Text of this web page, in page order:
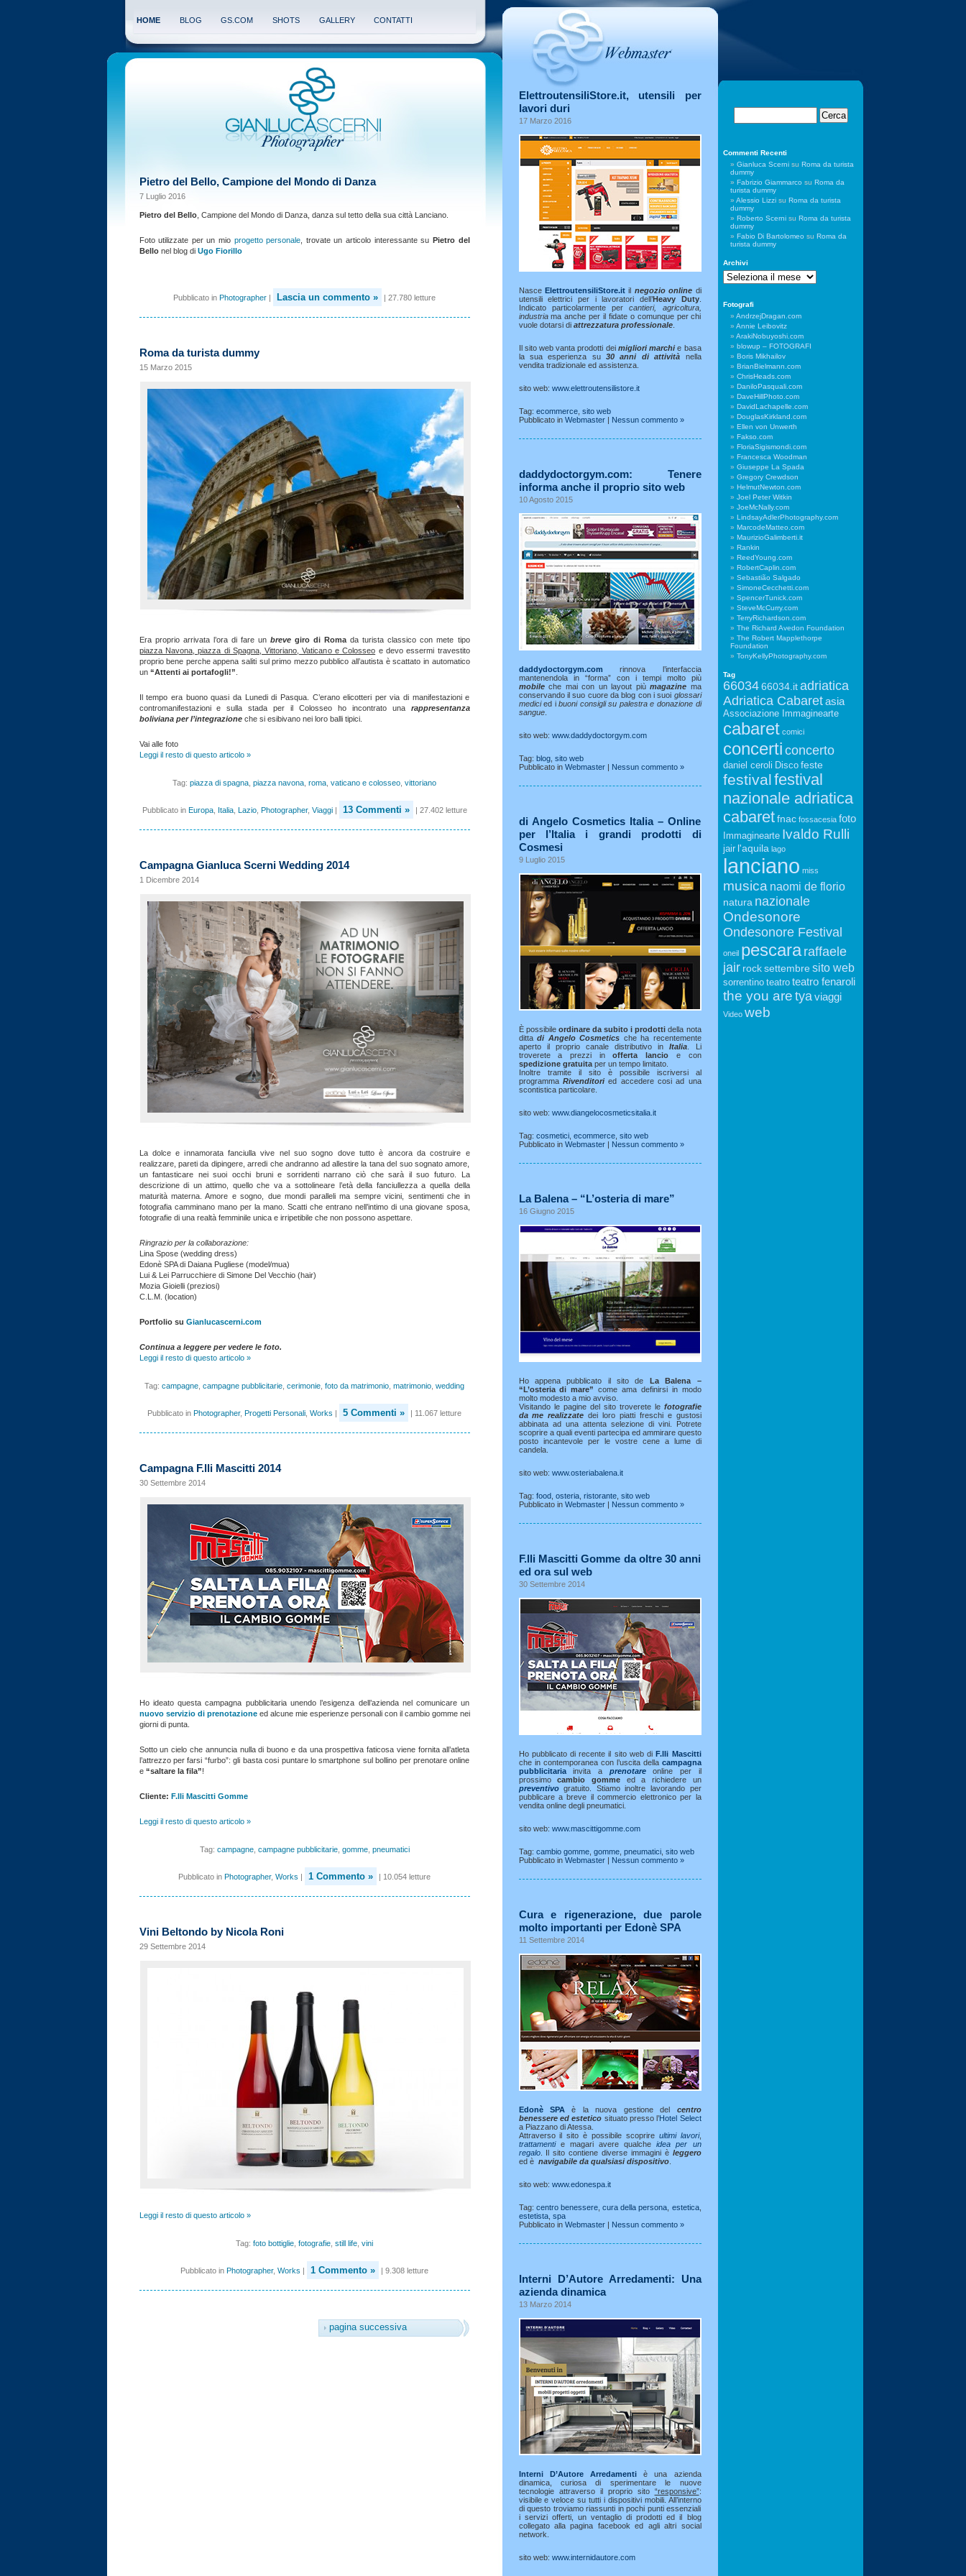
HOME BLOG GS.COM SHOTS GALLERY CONTATTI
Commenti Recenti
Gianluca Scernisu Roma da turista
dummy
Fabrizio Giammarco su Roma da
turista dummy
Alessio Lizzisu Roma da turista
dummy
Roberto Scernisu Roma da turista
dummy
Fabio Di Bartolomeo su Roma da
turista dummy
Archivi
Archivi
Fotografi
AndrzejDragan.com
Annie Leibovitz
ArakiNobuyoshi.com
blowup – FOTOGRAFI
Boris Mikhailov
BrianBielmann.com
ChrisHeads.com
DaniloPasquali.com
DaveHillPhoto.com
DavidLachapelle.com
DouglasKirkland.com
Ellen von Unwerth
Fakso.com
FloriaSigismondi.com
Francesca Woodman
Giuseppe La Spada
Gregory Crewdson
HelmutNewton.com
Joel Peter Witkin
JoeMcNally.com
LindsayAdlerPhotography.com
MarcodeMatteo.com
MaurizioGalimberti.it
Rankin
ReedYoung.com
RobertCaplin.com
Sebastião Salgado
SimoneCecchetti.com
SpencerTunick.com
SteveMcCurry.com
TerryRichardson.com
The Richard Avedon Foundation
The Robert Mapplethorpe
Foundation
TonyKellyPhotography.com
Tag
66034 66034.it adriatica
Adriatica Cabaret asia
Associazione Immaginearte
cabaret comici
concerti concerto
daniel ceroli Disco feste
festivalfestival
nazionale adriatica
cabaret fnac fossacesia foto
Immaginearte Ivaldo Rulli
jair l'aquila lago
lanciano miss
musica naomi de florio
natura nazionale
Ondesonore
Ondesonore Festival
oneil pescara raffaele
jair rock settembre sito web
sorrentino teatro teatro fenaroli
the you are tya viaggi
Video web
Pietro del Bello, Campione del Mondo di Danza
7 Luglio 2016
Pietro del Bello, Campione del Mondo di Danza, danza sul tetto della sua città Lanciano.
Foto utilizzate per un mio progetto personale , trovate un articolo interessante su Pietro del
Bellonel blog di Ugo Fiorillo
Pubblicato in Photographer | Lascia un commento » | 27.780 letture
Roma da turista dummy
15 Marzo 2015
Era proprio arrivata l’ora di fare un brevegiro di Roma da turista classico con mete tipo
piazza Navona, piazza di Spagna, Vittoriano, Vaticano e Colosseo e devo essermi travestito
proprio bene perche appena saliti sul primo mezzo pubblico all’autista è scattato in automatico
un “Attenti ai portafogli!”
Il tempo era buono quasi da Lunedi di Pasqua. C’erano elicotteri per via di manifestazioni e
contromanifestazioni e sulla stada per il Colosseo ho incontrato una rappresentanza
boliviana per l’integrazioneche si esibivano nei loro balli tipici.
Vai alle foto
Leggi il resto di questo articolo »
Tag: piazza di spagna piazza navona roma vaticano e colosseo vittoriano
Pubblicato in Europa, Italia, Lazio, Photographer, Viaggi| 13 Commenti » | 27.402 letture
Campagna Gianluca Scerni Wedding 2014
1 Dicembre 2014
La dolce e innamorata fanciulla vive nel suo sogno dove tutto è ancora da costruire e
realizzare, pareti da dipingere, arredi che andranno ad allestire la tana del suo sognato amore,
un fantasticare nei suoi occhi bruni e sorridenti narrano ciò che sarà il suo futuro. La
descrizione di un attimo, quello che va a sottolineare l’età della fanciullezza a quella della
maturità materna. Amore e sogno, due mondi paralleli ma sempre vicini, sentimenti che in
fotografia camminano mano per la mano. Scatti che entrano nell’intimo di una giovane sposa,
fotografie di una realtà femminile unica e irripetibile che non possono aspettare.
Ringrazio per la collaborazione:
Lina Spose (wedding dress)
Edonè SPA di Daiana Pugliese (model/mua)
Lui & Lei Parrucchiere di Simone Del Vecchio (hair)
Mozia Gioielli (preziosi)
C.L.M. (location)
Portfolio su Gianlucascerni.com
Continua a leggere per vedere le foto.
Leggi il resto di questo articolo »
Tag: campagne campagne pubblicitarie cerimonie foto da matrimonio matrimonio wedding
Pubblicato in Photographer, Progetti Personali Works | 5 Commenti » | 11.067 letture
Campagna F.lli Mascitti 2014
30 Settembre 2014
Ho ideato questa campagna pubblicitaria unendo l’esigenza dell’azienda nel comunicare un
nuovo servizio di prenotazioneed alcune mie esperienze personali con il cambio gomme nei
giorni di punta.
Sotto un cielo che annuncia nulla di buono e da una prospettiva faticosa viene fornita all’atleta
l’attrezzo per farsi “furbo”: gli basta cosi puntare lo smartphone sul bollino per prenotare online
e “saltare la fila”!
Cliente: F.lli Mascitti Gomme
Leggi il resto di questo articolo »
Tag: campagne, campagne pubblicitarie, gomme, pneumatici
Pubblicato in Photographer, Works | 1 Commento » | 10.054 letture
Vini Beltondo by Nicola Roni
29 Settembre 2014
Leggi il resto di questo articolo »
Tag: foto bottiglie fotografie still life vini
Pubblicato in Photographer, Works | 1 Commento » | 9.308 letture
pagina successiva
ElettroutensiliStore.it, utensili per
lavori duri
17 Marzo 2016
Nasce ElettroutensiliStore.itil negozio online di
utensili elettrici per i lavoratori dell’Heavy Duty.
Indicato particolarmente percantieri, agricoltura,
industriama anche per il fidate o comunque per chi
vuole dotarsi di attrezzatura professionale.
Il sito web vanta prodotti dei migliori marchie basa
la sua esperienza su 30 anni di attività nella
vendita tradizionale ed assistenza.
sito web: www.elettroutensilistore.it
Tag: ecommerce, sito web
Pubblicato in Webmaster| Nessun commento »
daddydoctorgym.com: Tenere
informa anche il proprio sito web
10 Agosto 2015
daddydoctorgym.com rinnova l’interfaccia
mantenendola in “forma” con i tempi molto più
mobile che mai con un layout più magazine ma
conservando il suo cuore da blog con i suoi glossari
medicied ibuoni consigli su palestra e donazione di
sangue.
sito web: www.daddydoctorgym.com
Tag: blog, sito web
Pubblicato in Webmaster| Nessun commento »
di Angelo Cosmetics Italia – Online
per l’Italia i grandi prodotti di
Cosmesi
9 Luglio 2015
È possibile ordinare da subito i prodotti della nota
ditta di Angelo Cosmetics che ha recentemente
aperto il proprio canale distributivo inItalia . Li
troverete a prezzi inofferta lancio e con
spedizione gratuitaper un tempo limitato.
Inoltre tramite il sito è possibile iscriversi al
programma Rivenditori ed accedere cosi ad una
scontistica particolare.
sito web: www.diangelocosmeticsitalia.it
Tag: cosmetici, ecommerce, sito web
Pubblicato in Webmaster| Nessun commento »
La Balena – “L’osteria di mare”
16 Giugno 2015
Ho appena pubblicato il sito de La Balena –
“L’osteria di mare” come ama definirsi in modo
molto modesto a mio avviso.
Visitando le pagine del sito troverete le fotografie
da me realizzate dei loro piatti freschi e gustosi
abbinata ad una attenta selezione di vini. Potrete
scoprire a quali eventi partecipa ed ammirare questo
posto incantevole per le vostre cene a lume di
candela.
sito web: www.osteriabalena.it
Tag: food, osteria, ristorante, sito web
Pubblicato in Webmaster| Nessun commento »
F.lli Mascitti Gomme da oltre 30 anni
ed ora sul web
30 Settembre 2014
Ho pubblicato di recente il sito web diF.lli Mascitti
che in contemporanea con l’uscita della campagna
pubblicitariainvita a prenotareonline per il
prossimocambio gommeed a richiedere un
preventivogratuito. Stiamo inoltre lavorando per
pubblicare a breve il commercio elettronico per la
vendita online degli pneumatici.
sito web: www.mascittigomme.com
Tag: cambio gomme, gomme, pneumatici, sito web
Pubblicato in Webmaster| Nessun commento »
Cura e rigenerazione, due parole
molto importanti per Edonè SPA
11 Settembre 2014
Edonè SPA è la nuova gestione del centro
benessere ed estetico situato presso l’Hotel Select
a Piazzano di Atessa.
Attraverso il sito è possibile scoprire ultimi lavori,
trattamentie magari avere qualcheidea per un
regalo. Il sito contiene diverse immagini è leggero
ed è navigabile da qualsiasi dispositivo.
sito web: www.edonespa.it
Tag: centro benessere,cura della persona estetica,
estetista, spa
Pubblicato in Webmaster| Nessun commento »
Interni D’Autore Arredamenti: Una
azienda dinamica
13 Marzo 2014
Interni D’Autore Arredamentiè una azienda
dinamica, curiosa di sperimentare le nuove
tecnologie attraverso il proprio sito “responsive”:
visibile e veloce su tutti i dispositivi mobili. All’interno
di questo troviamo riassunti in pochi punti essenziali
i servizi offerti, un ventaglio di prodotti ed il blog
collegato alla pagina facebook ed agli altri social
network.
sito web: www.internidautore.com